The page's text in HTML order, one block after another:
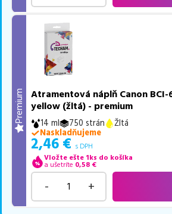
Premium
Atramentová náplň Canon BCI-
yellow (žltá) - premium
14 ml 750 strán
Žltá
Naskladňujeme
2,46 € s DPH
Vložte ešte 1ks do košíka
a ušetríte 0,58 €
- +